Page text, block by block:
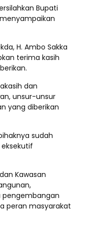
Bupati
H. Ambo Sakka
terima kasih
dan
unsur-unsur
yang diberikan
sudah
Kawasan
peran masyarakat